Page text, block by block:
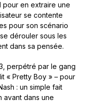
en extraire une
se contente
pour son scénario
dérouler sous les
dans sa pensée.
perpétré par le gang
« Pretty Boy » – pour
: un simple fait
avant dans une